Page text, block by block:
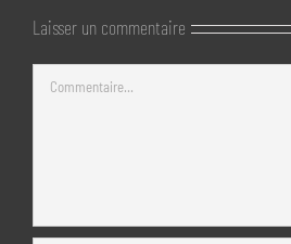
Laisser un commentaire